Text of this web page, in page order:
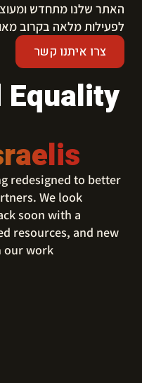
​האתר שלנו מתחדש
לפעילות מלאה בקרוב
צרו איתנו קשר
redesigned to better
We look
soon with a
resources, and new
our work